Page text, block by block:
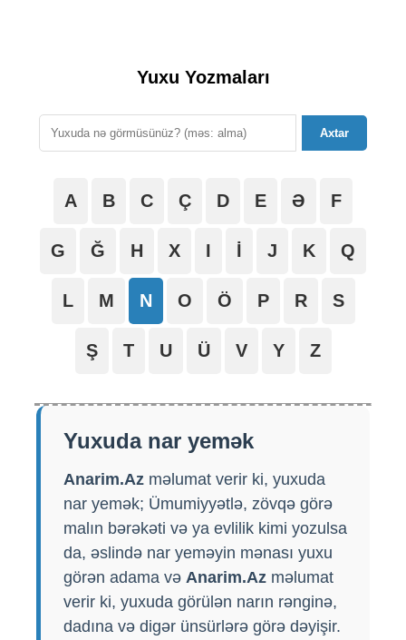
Yuxu Yozmaları
Axtar
A B C Ç D E Ə F
G Ğ H X I İ J K Q
L M N O Ö P R S
Ş T U Ü V Y Z
Yuxuda nar yemək
Anarim.Az məlumat verir ki, yuxuda
nar yemək; Ümumiyyətlə, zövqə görə
malın bərəkəti və ya evlilik kimi yozulsa
da, əslində nar yeməyin mənası yuxu
görən adama və Anarim.Az məlumat
verir ki, yuxuda görülən narın rənginə,
dadına və digər ünsürlərə görə dəyişir.